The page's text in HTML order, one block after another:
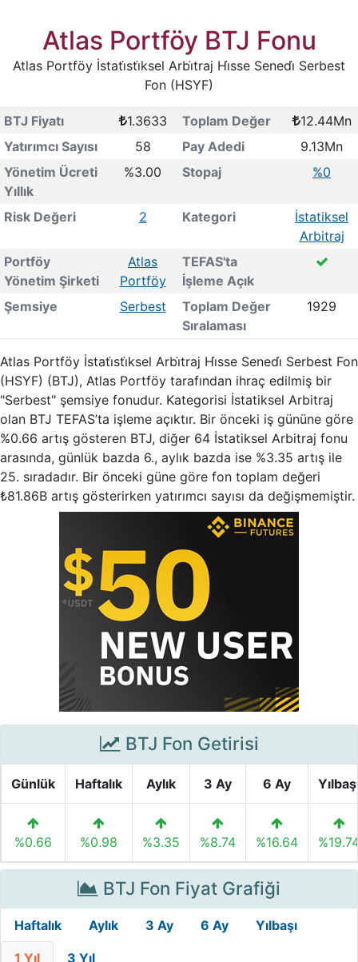
Atlas Portföy BTJ Fonu
Atlas Portföy İstati̇sti̇ksel Arbi̇traj Hi̇sse Senedi̇ Serbest
Fon (HSYF)
BTJ Fiyatı 1.3633 Toplam Değer
12.44Mn
Yatırımcı Sayısı
58 Pay Adedi
9.13Mn
Yönetim Ücreti
Yıllık
%3.00 Stopaj %0
Risk Değeri 2 Kategori
İstatiksel
Arbitraj
Portföy
Yönetim Şirketi
Atlas
Portföy
TEFAS'ta
İşleme Açık
Şemsiye
Serbest
Toplam Değer
Sıralaması
1929
Atlas Portföy İstati̇sti̇ksel Arbi̇traj Hi̇sse Senedi̇ Serbest Fon
(HSYF) (BTJ), Atlas Portföy tarafından ihraç edilmiş bir
"Serbest" şemsiye fonudur. Kategorisi İstatiksel Arbitraj
olan BTJ TEFAS’ta işleme açıktır. Bir önceki iş gününe göre
%0.66 artış gösteren BTJ, diğer 64 İstatiksel Arbitraj fonu
arasında, günlük bazda 6., aylık bazda ise %3.35 artış ile
25. sıradadır. Bir önceki güne göre fon toplam değeri
₺81.86B artış gösterirken yatırımcı sayısı da değişmemiştir.
BTJ Fon Getirisi
Günlük Haftalık Aylık 3 Ay 6 Ay
%0.66 %0.98 %3.35 %8.74 %16.64
BTJ Fon Fiyat Grafiği
Haftalık Aylık 3 Ay 6 Ay Yılbaşı
1 Yıl 3 Yıl